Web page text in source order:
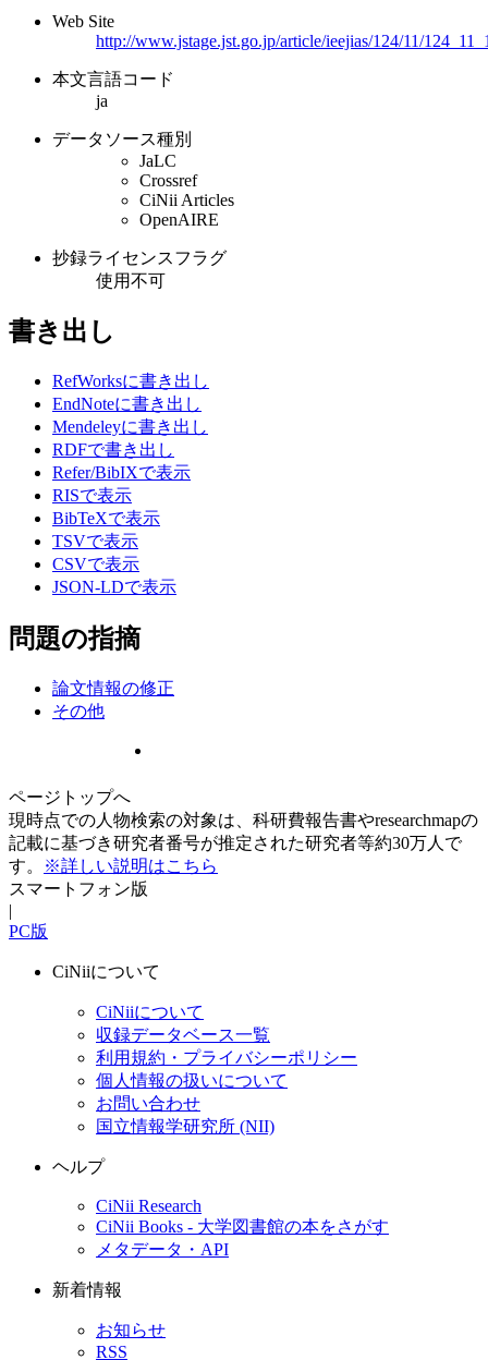
Web Site
http://www.jstage.jst.go.jp/article/ieejias/124/11/
本文言語コード
ja
データソース種別
JaLC
Crossref
CiNii Articles
OpenAIRE
抄録ライセンスフラグ
使用不可
書き出し
RefWorksに書き出し
EndNoteに書き出し
Mendeleyに書き出し
RDFで書き出し
Refer/BibIXで表示
RISで表示
BibTeXで表示
TSVで表示
CSVで表示
JSON-LDで表示
問題の指摘
論文情報の修正
その他
ページトップへ
現時点での人物検索の対象は、科研費報告書やresearchmapの
記載に基づき研究者番号が推定された研究者等約30万人で
す。
※詳しい説明はこちら
スマートフォン版
|
PC版
CiNiiについて
CiNiiについて
収録データベース一覧
利用規約・プライバシーポリシー
個人情報の扱いについて
お問い合わせ
国立情報学研究所 (NII)
ヘルプ
CiNii Research
CiNii Books - 大学図書館の本をさがす
メタデータ・API
新着情報
お知らせ
RSS